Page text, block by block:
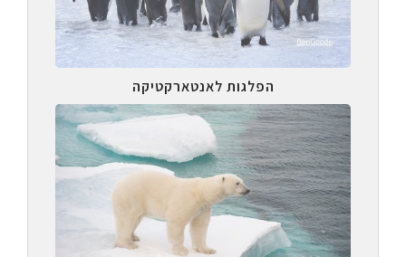
הפלגות לאנטארקטיקה